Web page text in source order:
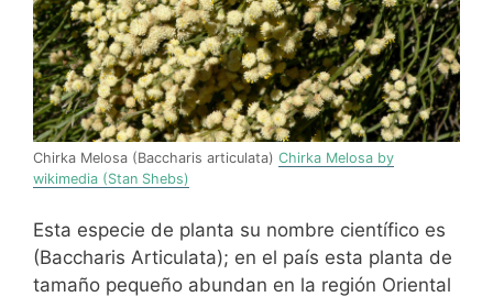
Chirka Melosa (Baccharis articulata) Chirka Melosa by
wikimedia (Stan Shebs)
Esta especie de planta su nombre científico es
(Baccharis Articulata); en el país esta planta de
tamaño pequeño abundan en la región Oriental